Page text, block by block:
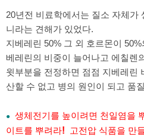
20년전 비료학에서는 질소 자체가
니라는 견해가 있었다.
지베레린 50% 그 외 호르몬이
베레린의 비중이 늘어나고 에칠렌
윗부분을 전정하면 점점 지베레린
산할 수 없고 병의 원인이 되고 품
● 생체전기를 높이려면 천일염을
이트를 뿌려라! 고전압 식품을 만